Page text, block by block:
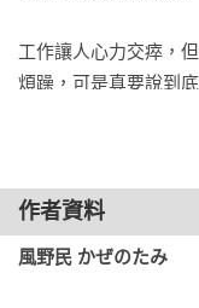
工作讓人心力交瘁，
煩躁，可是真要說到
生活中有很多事情都
本書作者現在過著每
減法生活。還不時透
內容。
作者資料
風野民 かぜのたみ